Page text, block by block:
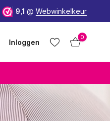
9,1 @ Webwinkelkeur
Inloggen
0